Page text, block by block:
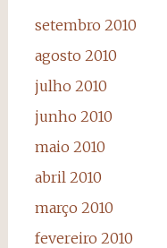
setembro 2010
agosto 2010
julho 2010
junho 2010
maio 2010
abril 2010
março 2010
fevereiro 2010